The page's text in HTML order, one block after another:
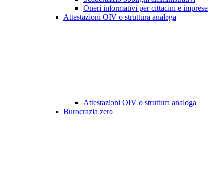
Oneri informativi per cittadini e imprese
Attestazioni OIV o struttura analoga
Attestazioni OIV o struttura analoga
Burocrazia zero